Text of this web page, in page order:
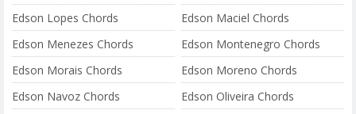
Edson Lopes Chords
Edson Maciel Chords
Edson Menezes Chords
Edson Montenegro Chords
Edson Morais Chords
Edson Moreno Chords
Edson Navoz Chords
Edson Oliveira Chords